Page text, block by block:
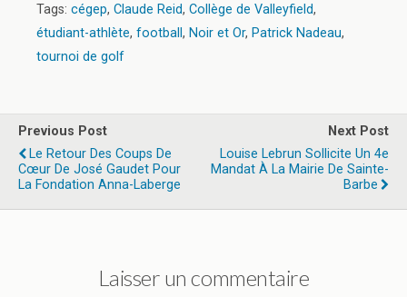
Tags: cégep, Claude Reid, Collège de Valleyfield,
étudiant-athlète, football , Noir et Or, Patrick Nadeau,
tournoi de golf
Previous Post
Le Retour Des Coups De
Cœur De José Gaudet Pour
La Fondation Anna-Laberge
Next Post
Louise Lebrun Sollicite Un 4e
Mandat À La Mairie De Sainte-
Barbe
Laisser un commentaire